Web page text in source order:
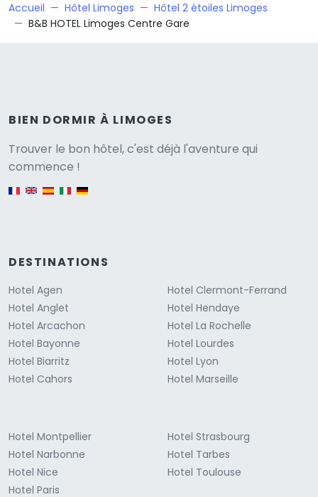
Accueil Hôtel Limoges
Hôtel 2 étoiles Limoges
B&B HOTEL Limoges Centre Gare
BIEN DORMIR À LIMOGES
Trouver le bon hôtel, c'est déjà l'aventure qui
commence !
English version
DESTINATIONS
Hotel Agen
Hotel Anglet
Hotel Arcachon
Hotel Bayonne
Hotel Biarritz
Hotel Cahors
Hotel Clermont-Ferrand
Hotel Hendaye
Hotel La Rochelle
Hotel Lourdes
Hotel Lyon
Hotel Marseille
Hotel Montpellier
Hotel Narbonne
Hotel Nice
Hotel Paris
Hotel Strasbourg
Hotel Tarbes
Hotel Toulouse